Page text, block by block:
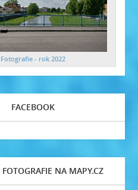
Fotografie - rok 2022
FACEBOOK
FOTOGRAFIE NA MAPY.CZ